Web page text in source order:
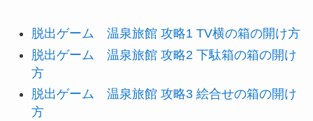
脱出ゲーム 温泉旅館 攻略1 TV横の箱の開け方
脱出ゲーム 温泉旅館 攻略2 下駄箱の箱の開け
方
脱出ゲーム 温泉旅館 攻略3 絵合せの箱の開け
方